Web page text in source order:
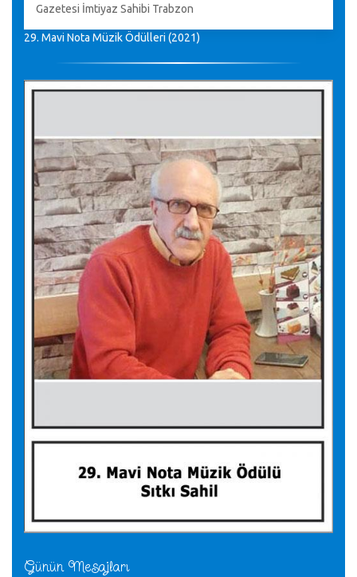
Günün Mesajları
Gazetesi İmtiyaz Sahibi Trabzon
29. Mavi Nota Müzik Ödülleri (2021)